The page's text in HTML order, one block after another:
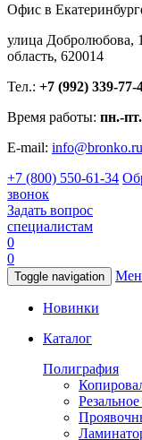
Офис в
улица Добролюбова,
область, 620014
Тел.: +7 (992) 339-77-
Время работы: пн.-
E-mail: info@bronko.ru
+7 (800) 550-61-34
звонок
Задать вопрос
специалистам
0
0
Toggle navigation
Новинки
Каталог
Полиграфия